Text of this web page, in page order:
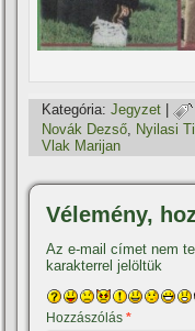
Kategória: Jegyzet |
Novák Dezső, Nyilasi
Vlak Marijan
Vélemény,
Az e-mail címet nem
karakterrel jelöltük
Hozzászólás*